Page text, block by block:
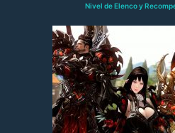
Nivel de Elenco y